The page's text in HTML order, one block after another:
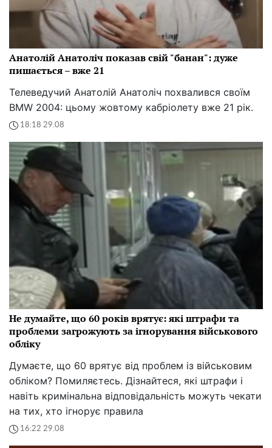
Анатолій Анатоліч показав свій "банан": дуже
пишається – вже 21
Телеведучий Анатолій Анатоліч похвалився своїм
BMW 2004: цьому жовтому кабріолету вже 21 рік.
18:18 29.08
Не думайте, що 60 років врятує: які штрафи та
проблеми загрожують за ігнорування військового
обліку
Думаєте, що 60 врятує від проблем із військовим
обліком? Помиляєтесь. Дізнайтеся, які штрафи і
навіть кримінальна відповідальність можуть чекати
на тих, хто ігнорує правила
16:22 29.08